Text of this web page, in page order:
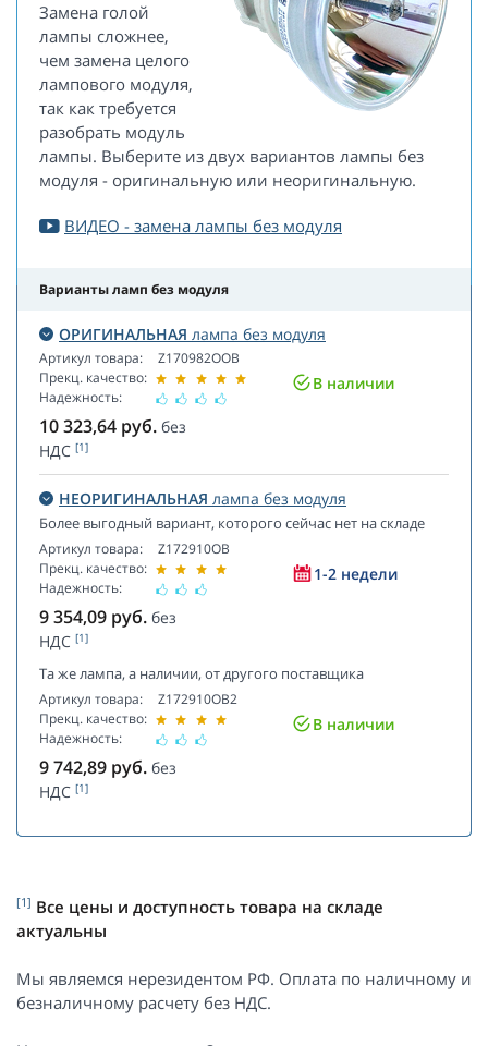
Замена голой
лампы сложнее,
чем замена целого
лампового модуля,
так как требуется
разобрать модуль
лампы. Выберите из двух вариантов лампы без
модуля - оригинальную или неоригинальную.
ВИДЕО - замена лампы без модуля
Варианты ламп без модуля
ОРИГИНАЛЬНАЯ лампа без модуля
Артикул товара:
Прекц. качество:
Надежность:
Z170982OOB
В наличии
10 323,64 руб. без
НДС [1]
НЕОРИГИНАЛЬНАЯ лампа без модуля
Более выгодный вариант, которого сейчас нет на складе
Артикул товара:
Прекц. качество:
Надежность:
Z172910OB
1-2 недели
9 354,09 руб. без
НДС [1]
Та же лампа, а наличии, от другого поставщика
Артикул товара:
Прекц. качество:
Надежность:
Z172910OB2
В наличии
9 742,89 руб. без
НДС [1]
[1] Все цены и доступность товара на складе
актуальны
Мы являемся нерезидентом РФ. Оплата по наличному и
безналичному расчету без НДС.